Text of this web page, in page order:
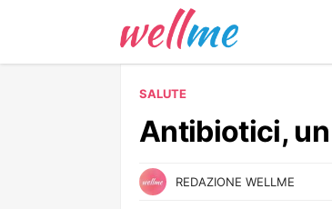
SALUTE
Antibiotici,
REDAZIONE WELLME